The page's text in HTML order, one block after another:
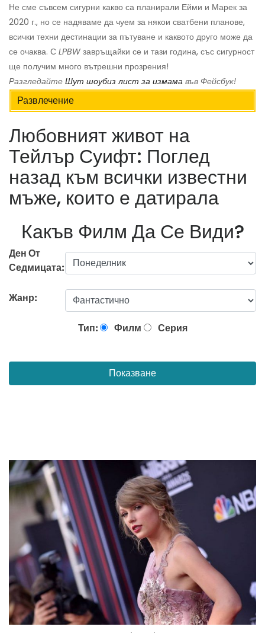
Не сме съвсем сигурни какво са планирали Ейми и Марек за
2020 г., но се надяваме да чуем за някои сватбени планове,
всички техни дестинации за пътуване и каквото друго може да
се очаква. С LPBW завръщайки се и тази година, със сигурност
ще получим много вътрешни прозрения!
Разгледайте Шут шоубиз лист за измама във Фейсбук!
Развлечение
Любовният живот на
Тейлър Суифт: Поглед
назад към всички известни
мъже, които е датирала
Какъв Филм Да Се Види?
Ден От
Седмицата:
Жанр:
Тип: Филм Серия
Показване